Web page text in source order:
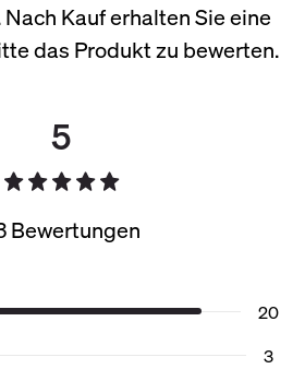
Kauf erhalten Sie eine
das Produkt zu bewerten.
5
Bewertungen
20
3